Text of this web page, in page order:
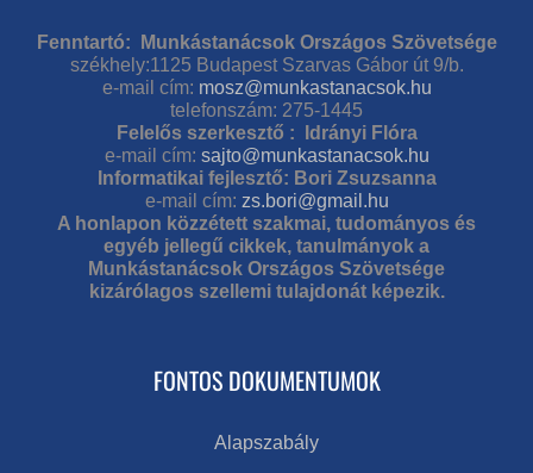
Fenntartó: Munkástanácsok Országos Szövetsége
székhely:1125 Budapest Szarvas Gábor út 9/b.
e-mail cím: mosz@munkastanacsok.hu
telefonszám: 275-1445
Felelős szerkesztő : Idrányi Flóra
e-mail cím: sajto@munkastanacsok.hu
Informatikai fejlesztő: Bori Zsuzsanna
e-mail cím: zs.bori@gmail.hu
A honlapon közzétett szakmai, tudományos és
egyéb jellegű cikkek, tanulmányok a
Munkástanácsok Országos Szövetsége
kizárólagos szellemi tulajdonát képezik.
FONTOS DOKUMENTUMOK
Alapszabály